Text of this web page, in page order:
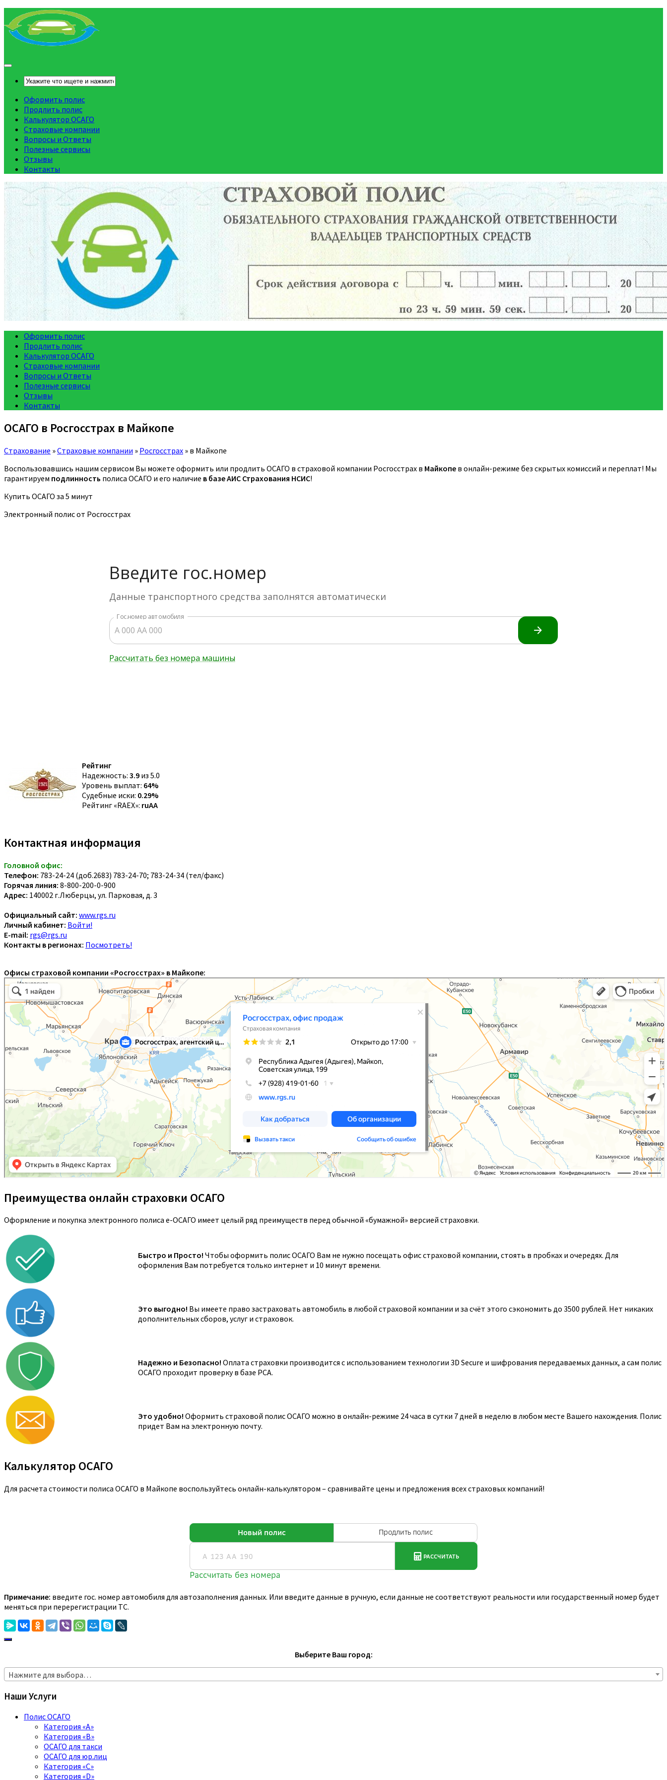
Оформить полис
Продлить полис
Калькулятор ОСАГО
Страховые компании
Вопросы и Ответы
Полезные сервисы
Отзывы
Контакты
Оформить полис
Продлить полис
Калькулятор ОСАГО
Страховые компании
Вопросы и Ответы
Полезные сервисы
Отзывы
Контакты
ОСАГО в Росгосстрах в Майкопе
Страхование »Страховые компании » Росгосстрах » в Майкопе
Воспользовавшись нашим сервисом Вы можете оформить или продлить ОСАГО в страховой компании Росгосстрах в Майкопе в онлайн-режиме без скрытых комиссий и переплат! Мы
гарантируем подлинность полиса ОСАГО и его наличие в базе АИС Страхования НСИС!
Купить ОСАГО за 5 минут
Электронный полис от Росгосстрах
Рейтинг
Надежность: 3.9 из 5.0
Уровень выплат: 64%
Судебные иски: 0.29%
Рейтинг «RAEX»: ruAA
Контактная информация
Головной офис:
Телефон: 783-24-24 (доб.2683) 783-24-70; 783-24-34 (тел/факс)
Горячая линия: 8-800-200-0-900
Адрес: 140002 г.Люберцы, ул. Парковая, д. 3
Официальный сайт: www.rgs.ru
Личный кабинет: Войти!
E-mail: rgs@rgs.ru
Контакты в регионах: Посмотреть!
Офисы страховой компании «Росгосстрах» в Майкопе:
Преимущества онлайн страховки ОСАГО
Оформление и покупка электронного полиса е-ОСАГО имеет целый ряд преимуществ перед обычной «бумажной» версией страховки.
Быстро и Просто! Чтобы оформить полис ОСАГО Вам не нужно посещать офис страховой компании, стоять в пробках и очередях. Для
оформления Вам потребуется только интернет и 10 минут времени.
Это выгодно! Вы имеете право застраховать автомобиль в любой страховой компании и за счёт этого сэкономить до 3500 рублей. Нет никаких
дополнительных сборов, услуг и страховок.
Надежно и Безопасно! Оплата страховки производится с использованием технологии 3D Secure и шифрования передаваемых данных, а сам полис
ОСАГО проходит проверку в базе РСА.
Это удобно! Оформить страховой полис ОСАГО можно в онлайн-режиме 24 часа в сутки 7 дней в неделю в любом месте Вашего нахождения. Полис
придет Вам на электронную почту.
Калькулятор ОСАГО
Для расчета стоимости полиса ОСАГО в Майкопе воспользуйтесь онлайн-калькулятором – сравнивайте цены и предложения всех страховых компаний!
Примечание: введите гос. номер автомобиля для автозаполнения данных. Или введите данные в ручную, если данные не соответствуют реальности или государственный номер будет
меняться при перерегистрации ТС.
Выберите Ваш город:
Нажмите для выбора…
Наши Услуги
Полис ОСАГО
Категория «A»
Категория «B»
ОСАГО для такси
ОСАГО для юр.лиц
Категория «C»
Категория «D»